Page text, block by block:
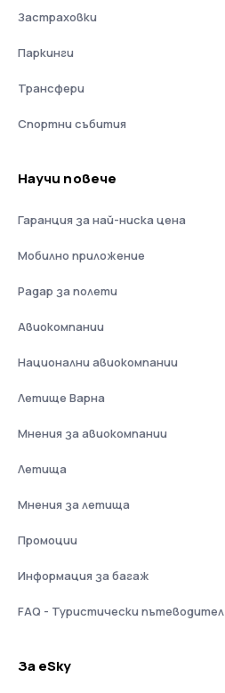
Застраховки
Паркинги
Трансфери
Спортни събития
Научи повече
Гаранция за най-ниска цена
Мобилно приложение
Радар за полети
Авиокомпании
Национални авиокомпании
Летище Варна
Мнения за авиокомпании
Летища
Мнения за летища
Промоции
Информация за багаж
FAQ - Туристически пътеводител
За eSky